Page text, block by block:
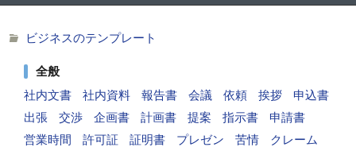
ビジネスのテンプレート
全般
社内文書
社内資料 報告書 会議 依頼 挨拶
申込書
出張
交渉 企画書 計画書 提案 指示書
申請書
営業時間
許可証 証明書 プレゼン 苦情
クレーム